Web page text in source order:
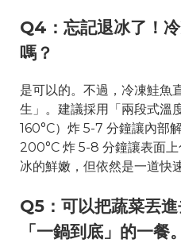
Q4：忘記退冰了！
嗎？
是可以的。不過，冷凍鮭魚
生」。建議採用「兩段式溫
160°C）炸 5-7 分鐘讓內部
200°C 炸 5-8 分鐘讓表面
冰的鮮嫩，但依然是一道快
Q5：可以把蔬菜丟
「一鍋到底」的一餐。